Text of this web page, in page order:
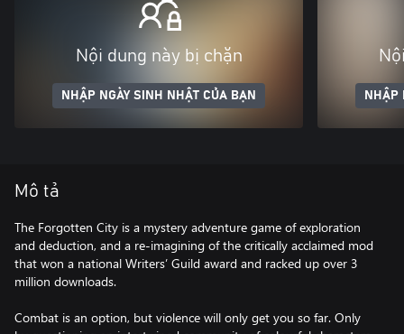
Nội dung này bị chặn
NHẬP NGÀY SINH NHẬT CỦA BẠN NHẬP
Mô tả
The Forgotten City is a mystery adventure game of exploration
and deduction, and a re-imagining of the critically acclaimed mod
that won a national Writers’ Guild award and racked up over 3
million downloads.
Combat is an option, but violence will only get you so far. Only